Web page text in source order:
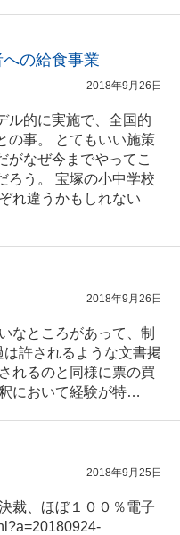
の給食事業
2018年9月26日
ル的に実施で、全国的
の事。 とてもいい施策
がなぜ今までやってこ
ろう。 宝塚の小中学校
れ違うかもしれない
2018年9月26日
なところがあって、制
許されるような文書掲
れるのと同様に票の買
において経験が特…
2018年9月25日
裁、ほぼ１００％電子